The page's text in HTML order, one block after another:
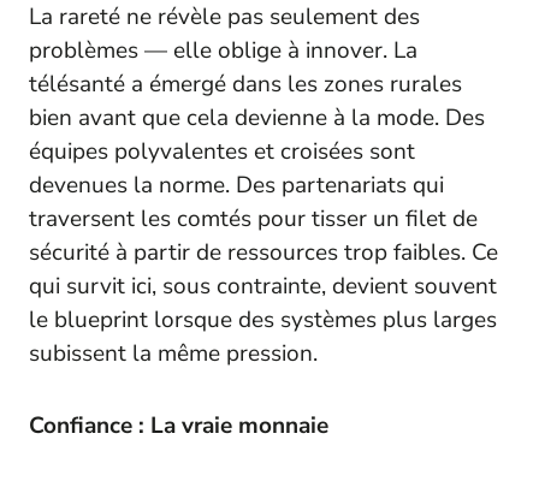
La rareté ne révèle pas seulement des
problèmes — elle oblige à innover. La
télésanté a émergé dans les zones rurales
bien avant que cela devienne à la mode. Des
équipes polyvalentes et croisées sont
devenues la norme. Des partenariats qui
traversent les comtés pour tisser un filet de
sécurité à partir de ressources trop faibles. Ce
qui survit ici, sous contrainte, devient souvent
le blueprint lorsque des systèmes plus larges
subissent la même pression.
Confiance : La vraie monnaie